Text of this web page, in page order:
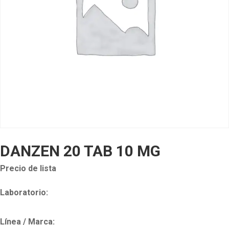
DANZEN 20 TAB 10 MG
Precio de lista
Laboratorio:
Línea / Marca: